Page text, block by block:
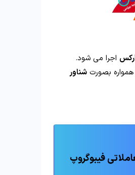
اجرا می شود.
بصورت شناور
فیبوگروپ